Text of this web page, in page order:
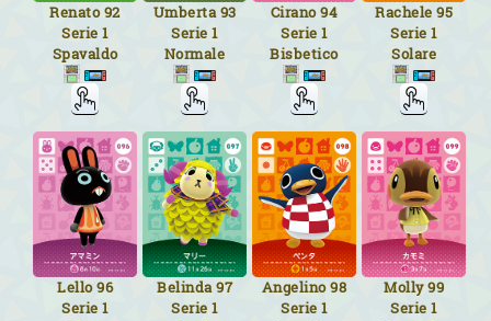
Renato 92
Serie 1
Spavaldo
Umberta 93
Serie 1
Normale
Cirano94
Serie 1
Bisbetico
Rachele 95
Serie 1
Solare
Lello96
Serie 1
Belinda97
Serie 1
Angelino98
Serie 1
Molly99
Serie 1